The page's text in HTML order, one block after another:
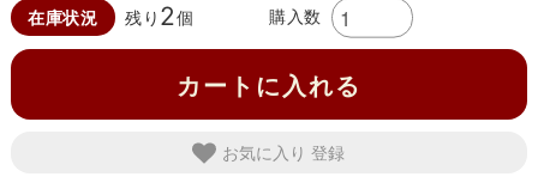
在庫状況 残り 2個 購入数
カートに入れる
お気に入り